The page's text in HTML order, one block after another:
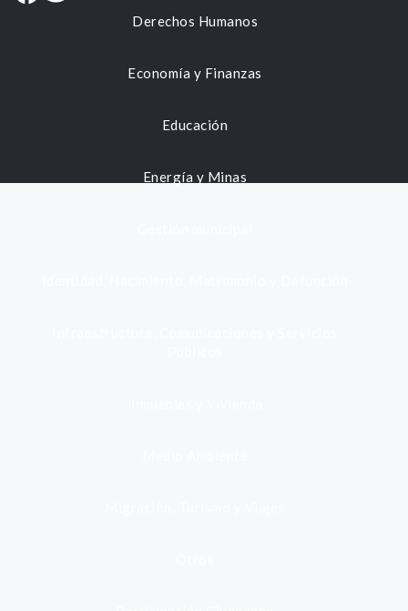
Derechos Humanos
Economía y Finanzas
Educación
Energía y Minas